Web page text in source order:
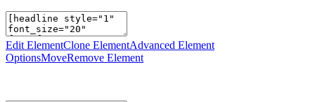
Edit ElementClone ElementAdvanced Element
OptionsMoveRemove Element